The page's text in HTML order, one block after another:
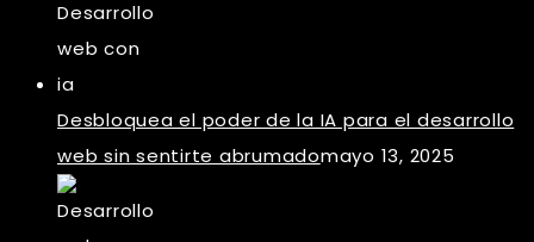
Desbloquea el poder de la IA para el desarrollo
web sin sentirte abrumadomayo 13, 2025